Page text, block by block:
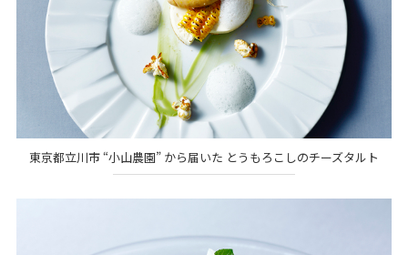
東京都立川市 “小山農園” から届いた とうもろこしのチーズタルト